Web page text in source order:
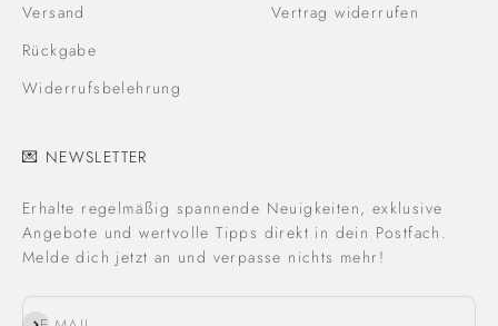
Versand
Rückgabe
Widerrufsbelehrung
Vertrag widerrufen
💌 NEWSLETTER
Erhalte regelmäßig spannende Neuigkeiten, exklusive
Angebote und wertvolle Tipps direkt in dein Postfach.
Melde dich jetzt an und verpasse nichts mehr!